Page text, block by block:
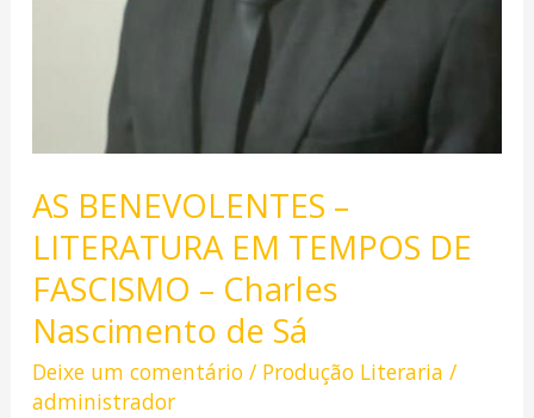
AS BENEVOLENTES –
LITERATURA EM TEMPOS DE
FASCISMO – Charles
Nascimento de Sá
Deixe um comentário / Produção Literaria /
administrador